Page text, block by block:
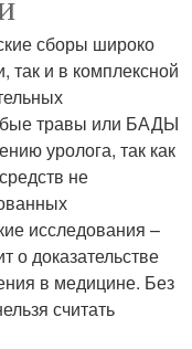
сборы широко
так и в комплексной
травы или БАДЫ
уролога, так как
не
исследования –
о доказательстве
в медицине. Без
считать